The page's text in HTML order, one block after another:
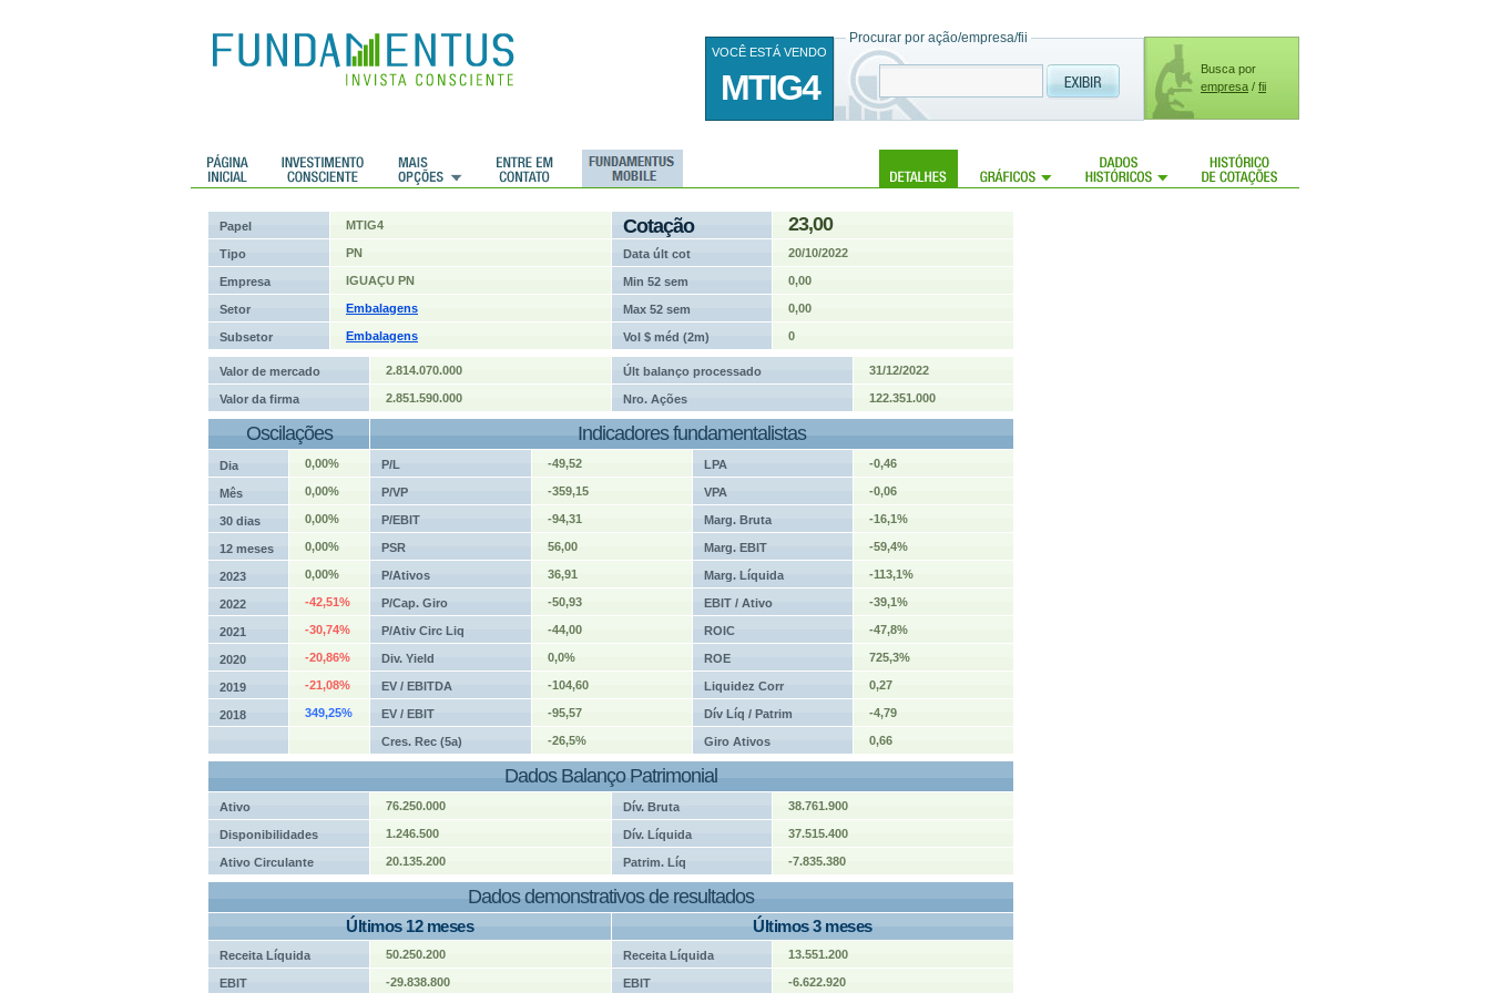
Busca por
empresa / fii
Procurar por ação/empresa/fii
VOCÊ ESTÁ VENDO
MTIG4
Histórico de cotações
Papel MTIG4 Cotação 23,00
Tipo PN Data últ cot 20/10/2022
Empresa IGUAÇU PN Min 52 sem 0,00
Setor Embalagens Max 52 sem 0,00
Subsetor Embalagens Vol $ méd (2m) 0
Valor de mercado 2.814.070.000 Últ balanço processado 31/12/2022
Valor da firma 2.851.590.000 Nro. Ações 122.351.000
Oscilações Indicadores fundamentalistas
Dia 0,00% P/L -49,52 LPA -0,46
Mês 0,00% P/VP -359,15 VPA -0,06
30 dias 0,00% P/EBIT -94,31 Marg. Bruta -16,1%
12 meses 0,00% PSR 56,00 Marg. EBIT -59,4%
2023 0,00% P/Ativos 36,91 Marg. Líquida -113,1%
2022 -42,51% P/Cap. Giro -50,93 EBIT / Ativo -39,1%
2021 -30,74% P/Ativ Circ Liq -44,00 ROIC -47,8%
2020 -20,86% Div. Yield 0,0% ROE 725,3%
2019 -21,08% EV / EBITDA -104,60 Liquidez Corr 0,27
2018 349,25% EV / EBIT -95,57 Dív Líq / Patrim -4,79
Cres. Rec (5a) -26,5% Giro Ativos 0,66
Dados Balanço Patrimonial
Ativo 76.250.000 Dív. Bruta 38.761.900
Disponibilidades 1.246.500 Dív. Líquida 37.515.400
Ativo Circulante 20.135.200 Patrim. Líq -7.835.380
Dados demonstrativos de resultados
Últimos 12 meses Últimos 3 meses
Receita Líquida 50.250.200 Receita Líquida 13.551.200
EBIT -29.838.800 EBIT -6.622.920